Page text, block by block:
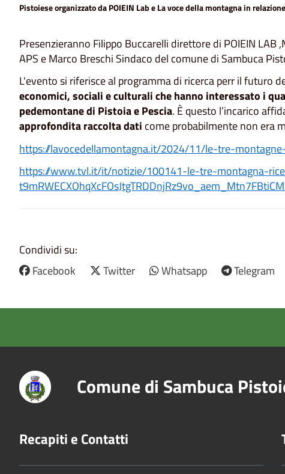
Pistoiese organizzato da POIEIN Lab e La voce della montagna in
Presenzieranno Filippo Buccarelli direttore di POIEIN
APS e Marco Breschi Sindaco del comune di Sambuca
L'evento si riferisce al programma di ricerca perr il futuro
economici, sociali e culturali che hanno interessato i
pedemontane di Pistoia e Pescia. È questo l’incarico
approfondita raccolta dati come probabilmente non era
https://lavocedellamontagna.it/2024/11/le-tre-
https://www.tvl.it/it/notizie/100141-le-tre-montagna-
Condividi su:
Facebook
Twitter Whatsapp Telegram
Comune di Sambuca
Recapiti e Contatti